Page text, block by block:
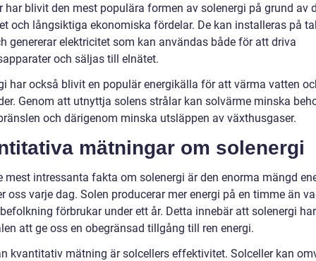
har blivit den mest populära formen av solenergi på grund av
och långsiktiga ekonomiska fördelar. De kan installeras på
genererar elektricitet som kan användas både för att driva
och säljas till elnätet.
har också blivit en populär energikälla för att värma vatten
Genom att utnyttja solens strålar kan solvärme minska
och därigenom minska utsläppen av växthusgaser.
mätningar om solenergi
mest intressanta fakta om solenergi är den enorma mängd
oss varje dag. Solen producerar mer energi på en timme än
förbrukar under ett år. Detta innebär att solenergi har
att ge oss en obegränsad tillgång till ren energi.
kvantitativ mätning är solcellers effektivitet. Solceller kan